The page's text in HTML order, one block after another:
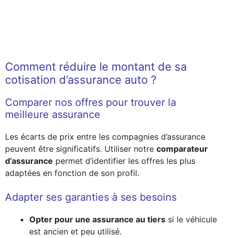
Comment réduire le montant de sa
cotisation d’assurance auto ?
Comparer nos offres pour trouver la
meilleure assurance
Les écarts de prix entre les compagnies d’assurance
peuvent être significatifs. Utiliser notre comparateur
d’assurance permet d’identifier les offres les plus
adaptées en fonction de son profil.
Adapter ses garanties à ses besoins
Opter pour une assurance au tiers si le véhicule
est ancien et peu utilisé.